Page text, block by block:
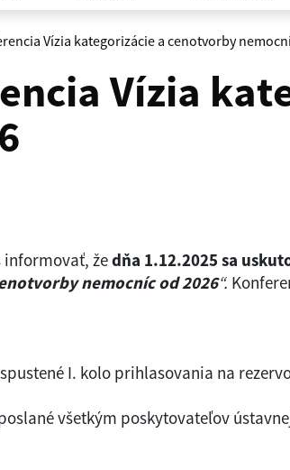
Vízia kategorizácie a cenotvorby
Vízia
informovať, žedňa 1.12.2025 sa
nemocníc od 2026“.
I. kolo prihlasovania na
všetkým poskytovateľov